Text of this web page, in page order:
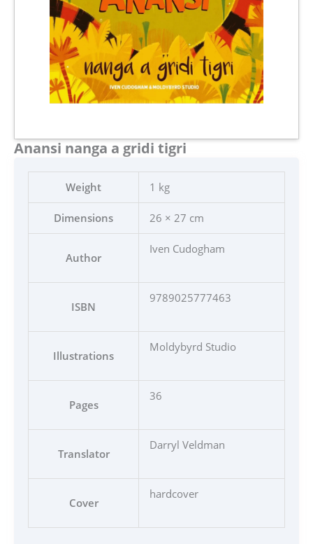
Anansi nanga a gridi tigri
Weight 1 kg
Dimensions 26 × 27 cm
Author
Iven Cudogham
ISBN
9789025777463
Illustrations
Moldybyrd Studio
Pages
36
Translator
Darryl Veldman
Cover
hardcover